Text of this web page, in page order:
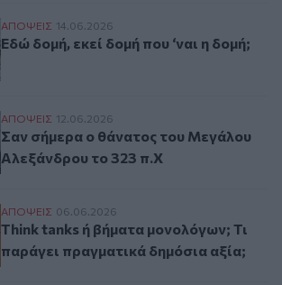
Εδώ δομή, εκεί δομή που ‘ναι η δομή;
ΑΠΟΨΕΙΣ 14.06.2026
Εδώ δομή, εκεί δομή που ‘ναι η δομή;
Σαν σήμερα ο θάνατος του Μεγάλου
ΑΠΟΨΕΙΣ 12.06.2026
Σαν σήμερα ο θάνατος του Μεγάλου
Αλεξάνδρου το 323 π.Χ
Think tanks ή βήματα μονολόγων; Τι
ΑΠΟΨΕΙΣ 06.06.2026
Think tanks ή βήματα μονολόγων; Τι
παράγει πραγματικά δημόσια αξία;